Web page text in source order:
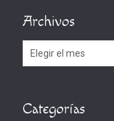
Archivos
Archivos
Categorías